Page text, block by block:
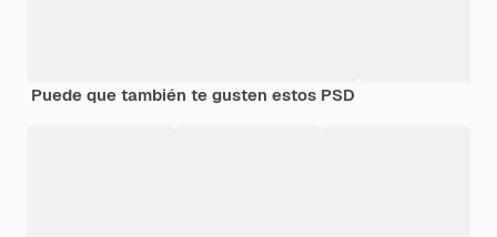
Puede que también te gusten estos PSD